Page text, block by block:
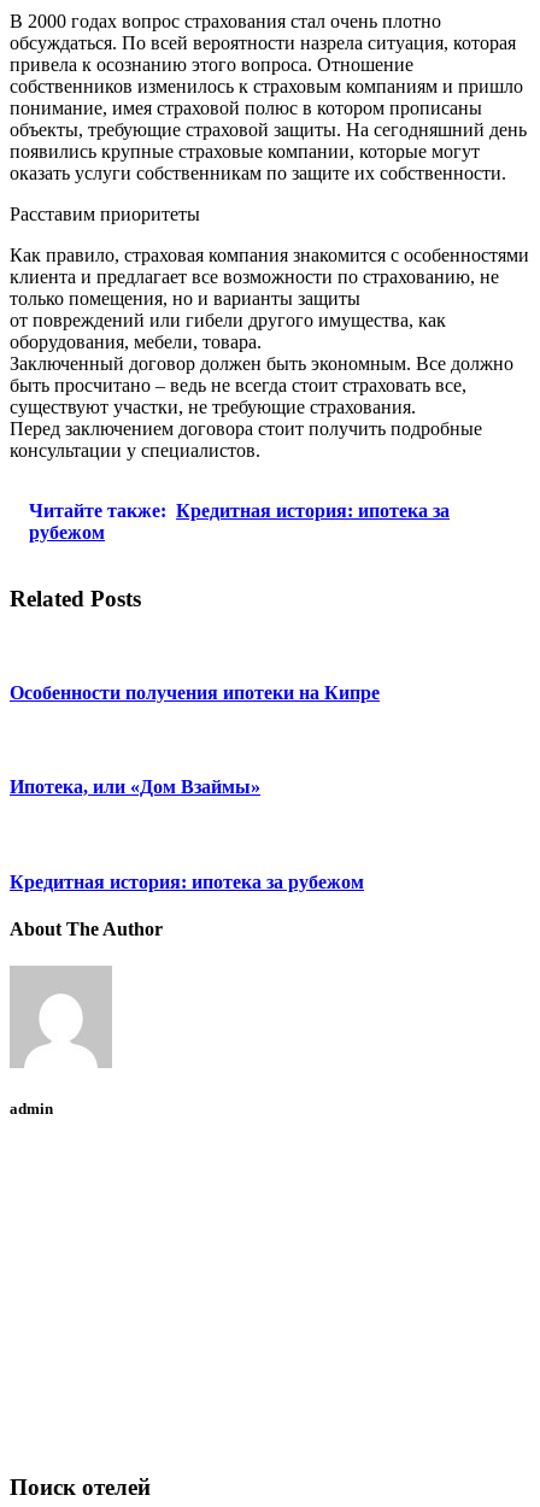
В 2000 годах вопрос страхования стал очень плотно
обсуждаться. По всей вероятности назрела ситуация, которая
привела к осознанию этого вопроса. Отношение
собственников изменилось к страховым компаниям и пришло
понимание, имея страховой полюс в котором прописаны
объекты, требующие страховой защиты. На сегодняшний день
появились крупные страховые компании, которые могут
оказать услуги собственникам по защите их собственности.
Расставим приоритеты
Как правило, страховая компания знакомится с особенностями
клиента и предлагает все возможности по страхованию, не
только помещения, но и варианты защиты
от повреждений или гибели другого имущества, как
оборудования, мебели, товара.
Заключенный договор должен быть экономным. Все должно
быть просчитано – ведь не всегда стоит страховать все,
существуют участки, не требующие страхования.
Перед заключением договора стоит получить подробные
консультации у специалистов.
Читайте также: Кредитная история: ипотека за
рубежом
Related Posts
Особенности получения ипотеки на Кипре
Ипотека, или «Дом Взаймы»
Кредитная история: ипотека за рубежом
About The Author
admin
Поиск отелей